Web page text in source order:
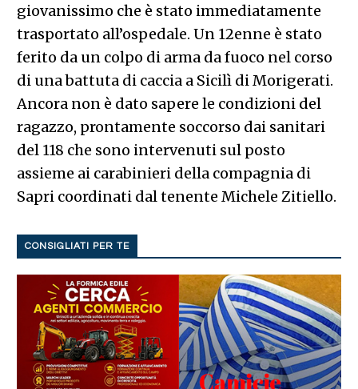
giovanissimo che è stato immediatamente
trasportato all’ospedale. Un 12enne è stato
ferito da un colpo di arma da fuoco nel corso
di una battuta di caccia a Sicilì di Morigerati.
Ancora non è dato sapere le condizioni del
ragazzo, prontamente soccorso dai sanitari
del 118 che sono intervenuti sul posto
assieme ai carabinieri della compagnia di
Sapri coordinati dal tenente Michele Zitiello.
CONSIGLIATI PER TE